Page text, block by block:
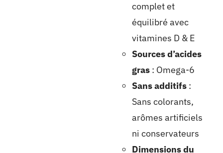
complet et
équilibré avec
vitamines D & E
Sources d’acides
gras : Omega-6
Sans additifs :
Sans colorants,
arômes artificiels
ni conservateurs
Dimensions du